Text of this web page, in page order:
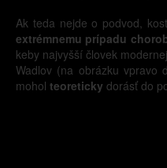
Ak teda nejde o podvod,
extrémnemu prípadu
keby najvyšší človek
Wadlov (na obrázku vpravo
mohol teoreticky dorásť do